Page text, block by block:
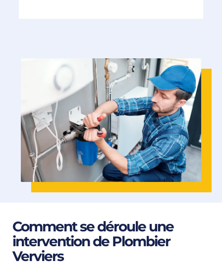
Comment se déroule une
intervention de Plombier
Verviers